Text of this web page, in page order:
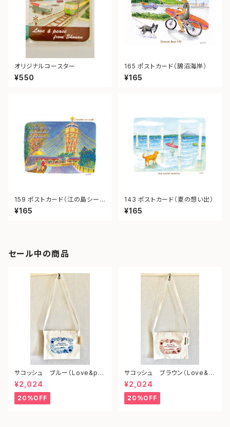
オリジナルコースター
¥550
165 ポストカード（鵠沼海岸）
¥165
159 ポストカード（江の島シーキ
ャンドル）
¥165
143 ポストカード（夏の想い出）
¥165
セール中の商品
サコッシュ ブルー（Love&pe
ace from shonan)
¥2,024
20%OFF
サコッシュ ブラウン（Love&p
eace from shonan)
¥2,024
20%OFF